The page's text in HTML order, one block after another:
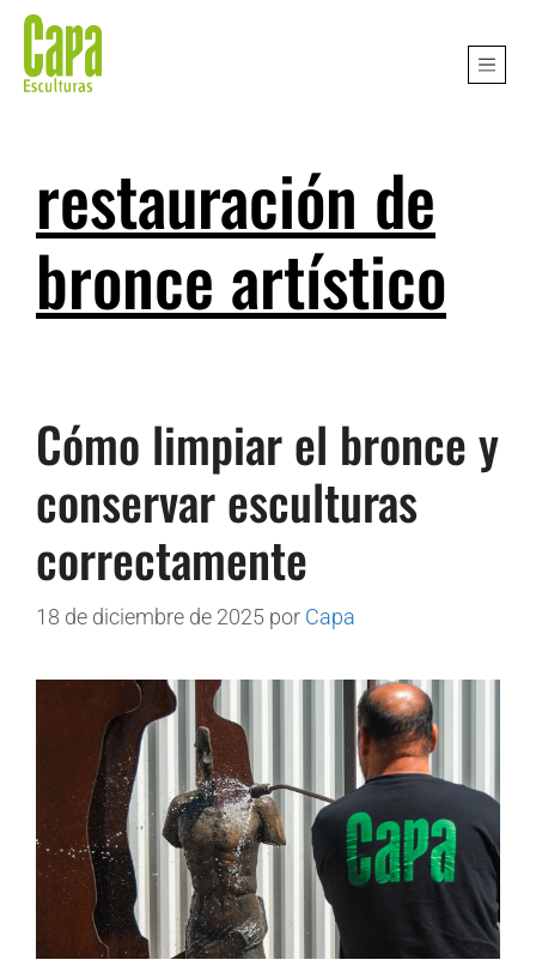
restauración de
bronce artístico
Cómo limpiar el bronce y
conservar esculturas
correctamente
18 de diciembre de 2025 por Capa